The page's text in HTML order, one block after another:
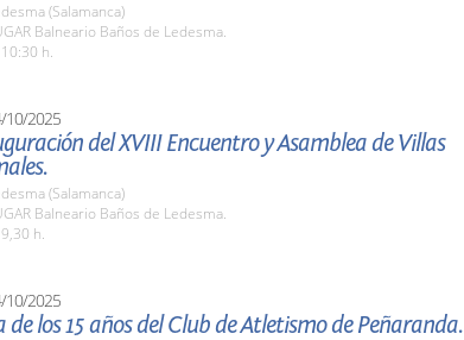
(Salamanca)
Balneario Baños de Ledesma.
h.
10/2025
del XVIII Encuentro y Asamblea de Villas
(Salamanca)
Balneario Baños de Ledesma.
h.
10/2025
de los 15 años del Club de Atletismo de Peñaranda.